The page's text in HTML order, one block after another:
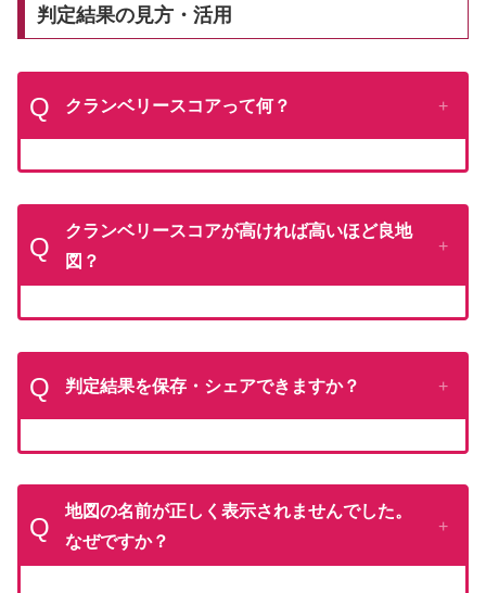
判定結果の見方・活用
Q クランベリースコアって何？
Q
クランベリースコアが高ければ高いほど良地
図？
Q 判定結果を保存・シェアできますか？
Q
地図の名前が正しく表示されませんでした。
なぜですか？